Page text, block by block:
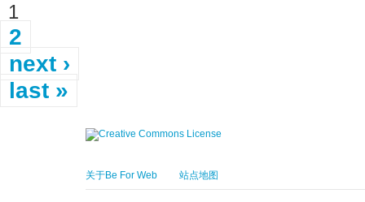
1
2
next ›
last »
关于Be For Web 站点地图